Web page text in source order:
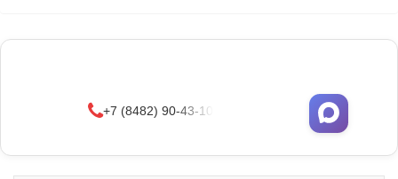
+7 (8482) 90-43-10